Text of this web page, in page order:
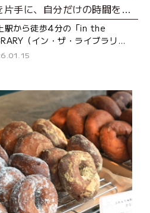
本を片手に、自分だけの時間を過ごせるカフェ
駅から徒歩4分の「in the
（イン・ザ・ライブラリ
」は、2024年にオープンし